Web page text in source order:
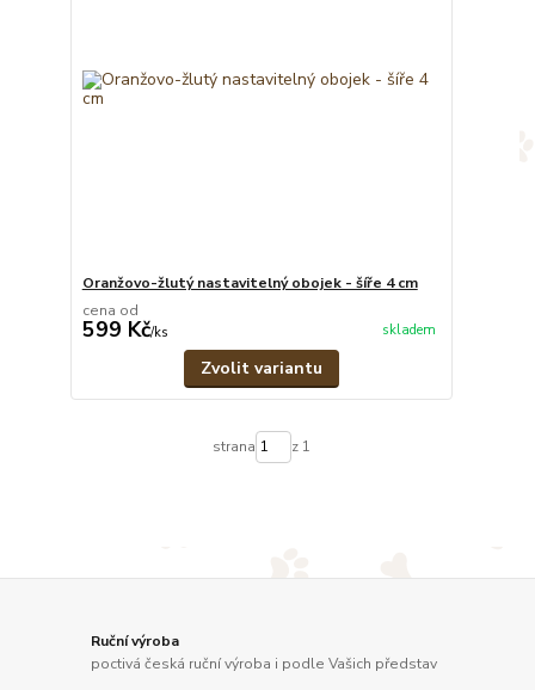
Oranžovo-žlutý nastavitelný obojek - šíře 4 cm
cena od
599 Kč/ks skladem
Zvolit variantu
strana z 1
Ruční výroba
poctivá česká ruční výroba i podle Vašich představ